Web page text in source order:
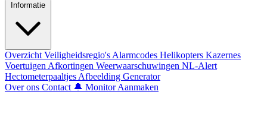
Informatie
Overzicht Veiligheidsregio's Alarmcodes Helikopters Kazernes
Voertuigen Afkortingen Weerwaarschuwingen NL-Alert
Hectometerpaaltjes Afbeelding Generator
Over ons Contact 🔔 Monitor Aanmaken